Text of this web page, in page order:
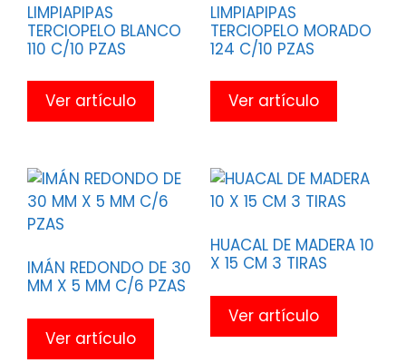
LIMPIAPIPAS
TERCIOPELO BLANCO
110 C/10 PZAS
Ver artículo
LIMPIAPIPAS
TERCIOPELO MORADO
124 C/10 PZAS
Ver artículo
IMÁN REDONDO DE 30
MM X 5 MM C/6 PZAS
Ver artículo
HUACAL DE MADERA 10
X 15 CM 3 TIRAS
Ver artículo